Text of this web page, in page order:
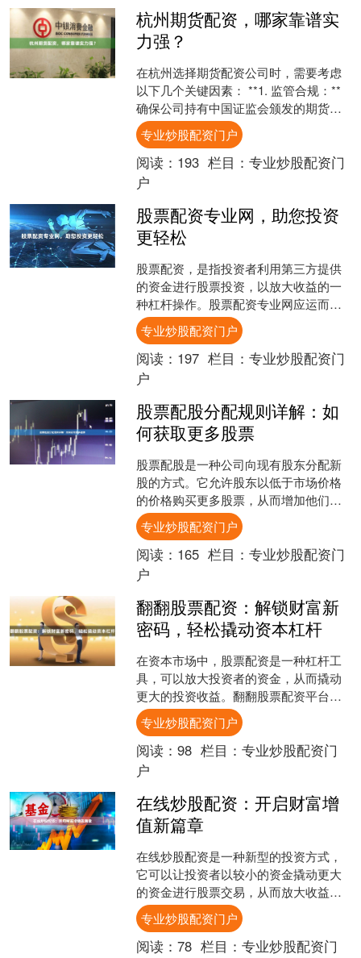
杭州期货配资，哪家靠谱实
力强？
在杭州选择期货配资公司时，需要考虑
以下几个关键因素： **1. 监管合规：**
确保公司持有中国证监会颁发的期货经
营许可证，并接受监管。 **2. 资金实
力：**....
专业炒股配资门户
阅读： 193 栏目： 专业炒股配资门
户
股票配资专业网，助您投资
更轻松
股票配资，是指投资者利用第三方提供
的资金进行股票投资，以放大收益的一
种杠杆操作。股票配资专业网应运而
生，为投资者提供便捷、专业的配资服
务，让投资变得更加轻松。 ....
专业炒股配资门户
阅读： 197 栏目： 专业炒股配资门
户
股票配股分配规则详解：如
何获取更多股票
股票配股是一种公司向现有股东分配新
股的方式。它允许股东以低于市场价格
的价格购买更多股票，从而增加他们的
股份。 **配股分配规则** * **配股比例：
**公司将....
专业炒股配资门户
阅读： 165 栏目： 专业炒股配资门
户
翻翻股票配资：解锁财富新
密码，轻松撬动资本杠杆
在资本市场中，股票配资是一种杠杆工
具，可以放大投资者的资金，从而撬动
更大的投资收益。翻翻股票配资平台，
正是为投资者提供这一便捷服务的专业
机构。 翻翻股票配资平台....
专业炒股配资门户
阅读： 98 栏目： 专业炒股配资门
户
在线炒股配资：开启财富增
值新篇章
在线炒股配资是一种新型的投资方式，
它可以让投资者以较小的资金撬动更大
的资金进行股票交易，从而放大收益。
与传统炒股相比，在线炒股配资具有以
下优势： * **资金杠....
专业炒股配资门户
阅读： 78 栏目： 专业炒股配资门